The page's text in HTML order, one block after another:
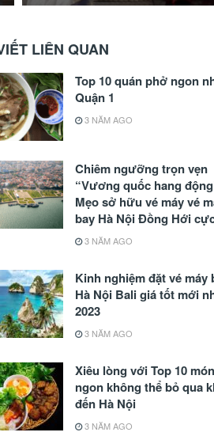
LIÊN QUAN
Top 10 quán phở ngon
Quận 1
3 NĂM AGO
Chiêm ngưỡng trọn vẹn
“Vương quốc hang
Mẹo sở hữu vé máy vé
bay Hà Nội Đồng Hới
3 NĂM AGO
Kinh nghiệm đặt vé máy
Hà Nội Bali giá tốt mới
2023
3 NĂM AGO
Xiêu lòng với Top 10
ngon không thể bỏ qua
đến Hà Nội
3 NĂM AGO